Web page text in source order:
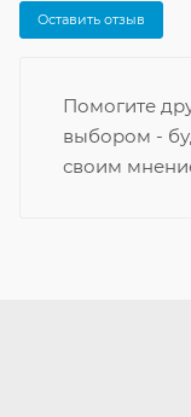
Оставить отзыв
Помогите
выбором -
своим